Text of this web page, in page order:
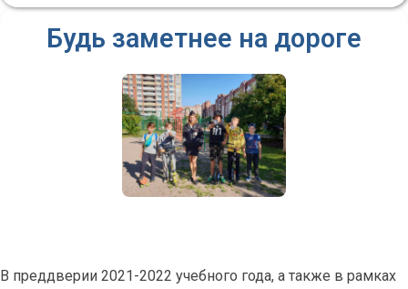
Будь заметнее на дороге
В преддверии 2021-2022 учебного года, а также в рамках